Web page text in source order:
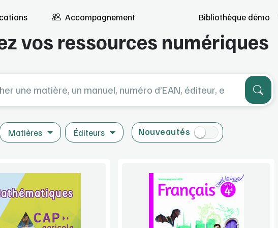
Accompagnement Bibliothèque démo
Bibliothèque de démo
vos ressources numériques
Matières Éditeurs Nouveautés